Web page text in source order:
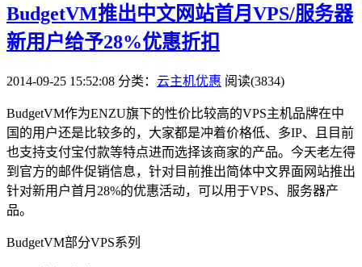
BudgetVM推出中文网站首月VPS/服务器
新用户给予28%优惠折扣
2014-09-25 15:52:08 分类： 云主机优惠 阅读(3834)
BudgetVM作为ENZU旗下的性价比较高的VPS主机品牌在中
国的用户还是比较多的，大家都是冲着价格低、多IP、且目前
也支持支付宝付款等特点进而选择该商家的产品。今天老左得
到官方的邮件促销信息，针对目前推出简体中文界面网站推出
针对新用户首月28%的优惠活动，可以用于VPS、服务器产
品。
BudgetVM部分VPS系列